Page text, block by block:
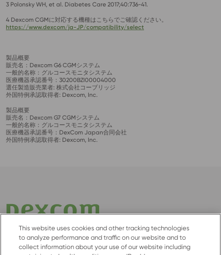
3 Polonsky WH, et al. Diabetes Care 2017;40:736-41.
4 Dexcom CGMに対応する機種はこちらでご確認ください。
https://www.dexcom/ja-JP/compatibility/select
製品概要
販売名：Dexcom G6 CGMシステム
一般的名称：グルコースモニタシステム
医療機器承認番号：30200BZI00004000
選任製造販売業者: 株式会社コーブリッジ
外国特例承認取得者: Dexcom, Inc.
製品概要
販売名：Dexcom G7 CGMシステム
一般的名称：グルコースモニタシステム
医療機器承認番号：DexCom Japan合同会社
外国特例承認取得者: Dexcom, Inc.
サンディエゴに本社を置く Dexcom は、成人および小児患
This website uses cookies and other tracking technologies
to analyze performance and traffic on our website and to
collect information about your use of our website including